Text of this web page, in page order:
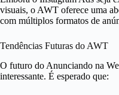
visuais, o AWT oferece uma
com múltiplos formatos de
Tendências Futuras do AWT
O futuro do Anunciando na
interessante. É esperado que: